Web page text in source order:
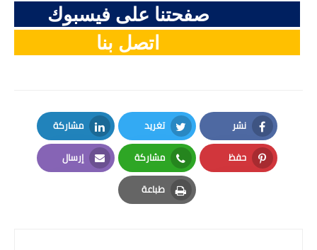
صفحتنا على فيسبوك
اتصل بنا
نشر
Facebook
تغريد
Twitter
مشاركة
LinkedIn
حفظ
Pinterest
مشاركة
Whatsapp
إرسال
Email
طباعة
Print